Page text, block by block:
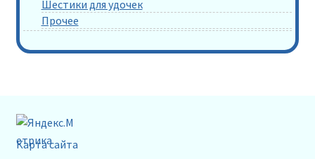
Шестики для удочек
Прочее
Карта сайта